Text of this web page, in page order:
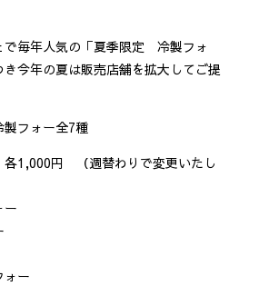
で毎年人気の「夏季限定 冷製フォ
今年の夏は販売店舗を拡大してご提
フォー全7種
各1,000円 （週替わりで変更いたし
ー
ォー